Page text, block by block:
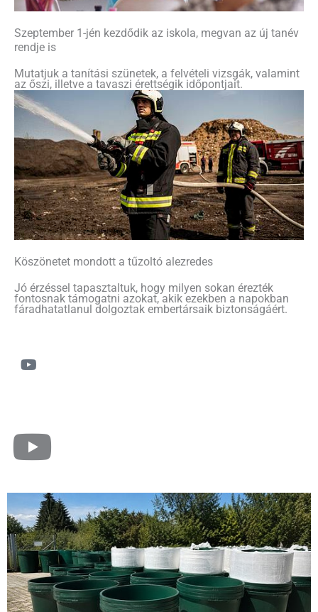
Szeptember 1-jén kezdődik az iskola, megvan az új tanév
rendje is
Mutatjuk a tanítási szünetek, a felvételi vizsgák, valamint
az őszi, illetve a tavaszi érettségik időpontjait.
Köszönetet mondott a tűzoltó alezredes
Jó érzéssel tapasztaltuk, hogy milyen sokan érezték
fontosnak támogatni azokat, akik ezekben a napokban
fáradhatatlanul dolgoztak embertársaik biztonságáért.